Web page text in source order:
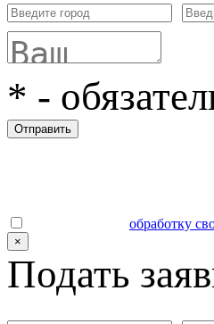
* -
Отправить
обработку
×
Подать